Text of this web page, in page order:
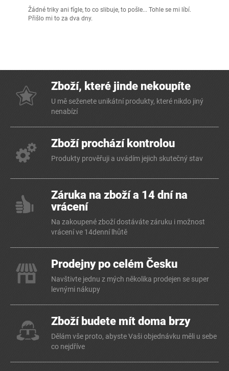
Žádné triky ani fígle, to co slibuje, to pošle... Tohle se mi líbí.
Přišlo mi to za dva dny.
Zboží, které jinde nekoupíte
U mě seženete unikátní produkty, které nikdo jiný
nenabízí
Zboží prochází kontrolou
Produkty prověřuji a uvádím jejich skutečný stav
Záruka na zboží a 14 dní na
vrácení
Na zakoupené zboží dostáváte záruku i možnost
vrácení ve 14denní lhůtě
Prodejny po celém Česku
Navštivte jednu z mých několika prodejen se super
levnými nákupy
Zboží budete mít doma brzy
Dělám vše proto, abyste Vaši objednávku měli u sebe
co nejdříve